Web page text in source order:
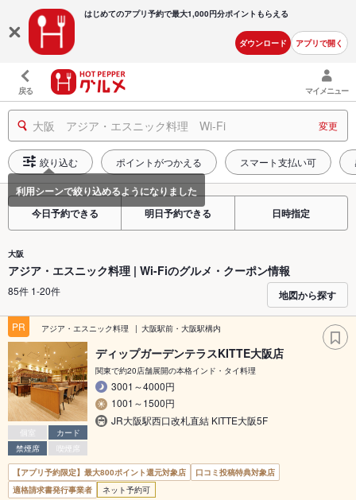
はじめてのアプリ予約で最大1,000円分ポイントもらえる
ダウンロード アプリで開く
戻る マイメニュー
大阪 アジア・エスニック料理 Wi-Fi 変更
絞り込む ポイントがつかえる スマート支払い可
今日予約できる 明日予約できる 日時指定
大阪
アジア・エスニック料理 | Wi-Fiのグルメ・クーポン情報
85件 1-20件 地図から探す
PR アジア・エスニック料理 大阪駅前・大阪駅構内
個室
カード
禁煙席
喫煙席
ディップガーデンテラスKITTE大阪店
関東で約20店舗展開の本格インド・タイ料理
3001～4000円
1001～1500円
JR大阪駅西口改札直結 KITTE大阪5F
【アプリ予約限定】最大800ポイント還元対象店
口コミ投稿特典対象店
適格請求書発行事業者
ネット予約可